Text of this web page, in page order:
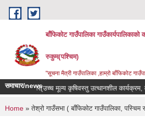
Skip to main content
बाँफिकोट गाउँपालिका गाउँकार्यपालिकाको
रुकुम(पश्चिम)
"सूचना मैत्री गाउँपालिका ,हाम्रो बाँफिकोट
समाचार/news
बारे(उच्च मूल्य कृषिवस्तु उत्थानशील कार्यक्रम,
You are here
Home » तेश्रो गाउँसभा ( बाँफिकोट गाउँपालिका,